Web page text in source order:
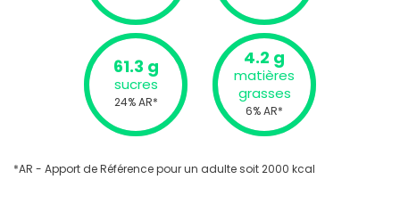
61.3 g
sucres
24% AR*
4.2 g
matières
grasses
6% AR*
*AR - Apport de Référence pour un adulte soit 2000 kcal